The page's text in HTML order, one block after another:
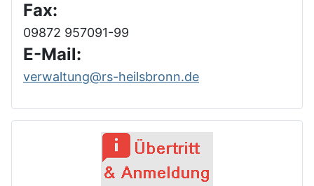
Fax:
09872 957091-99
E-Mail:
verwaltung@rs-heilsbronn.de